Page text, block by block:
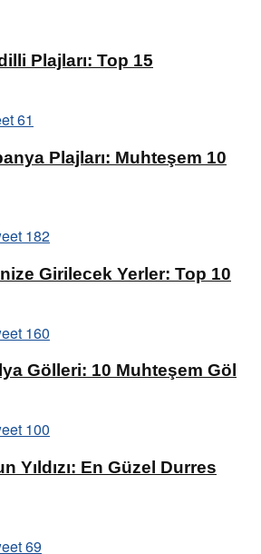
Plajları: Top 15
61
Plajları: Muhteşem 10
182
Girilecek Yerler: Top 10
160
Gölleri: 10 Muhteşem Göl
100
Yıldızı: En Güzel Durres
69